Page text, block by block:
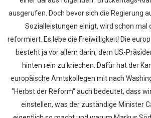
ausgerufen. Doch bevor sich die Regierung
Sozialleistungen einigt, wird schon mal
reformiert. Es lebe die Freiwilligkeit! Die
besteht ja vor allem darin, dem US-
hinten rein zu kriechen. Dafür hat der
europäische Amtskollegen mit nach
"Herbst der Reform“ auch bedeutet, dass
einstellen, was der zuständige Minister